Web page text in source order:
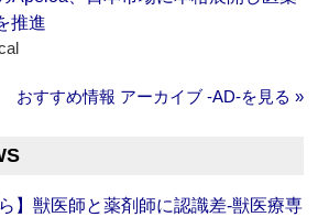
推進
おすすめ情報 アーカイブ ‐AD‐を見る »
】獣医師と薬剤師に認識差‐獣医療専